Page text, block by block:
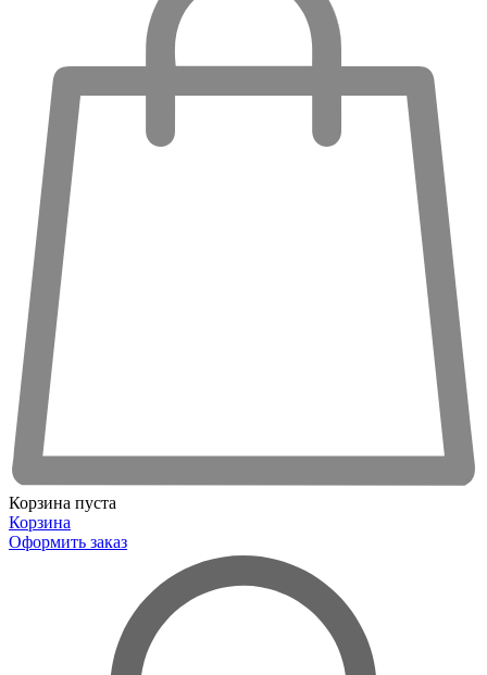
Корзина пуста
Корзина
Оформить заказ